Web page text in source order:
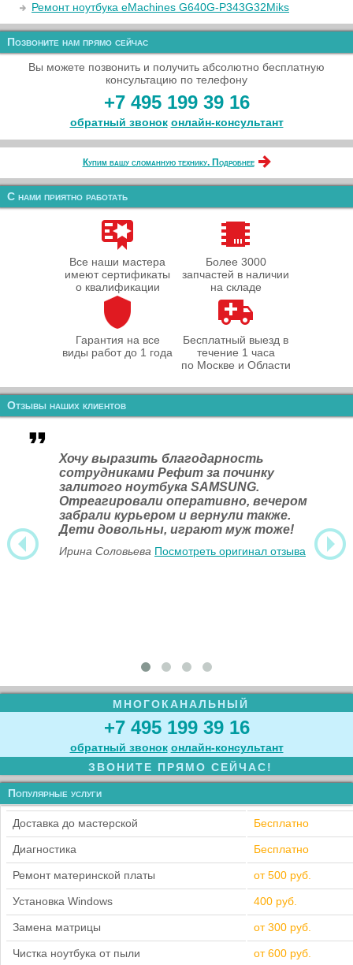
Ремонт ноутбука eMachines G640G-P343G32Miks
Позвоните нам прямо сейчас
Вы можете позвонить и получить абсолютно бесплатную
консультацию по телефону
+7 495 199 39 16
обратный звонок онлайн‑консультант
Купим вашу сломанную технику. Подробнее
С нами приятно работать
Все наши мастера
имеют сертификаты
о квалификации
Более 3000
запчастей в наличии
на складе
Гарантия на все
виды работ до 1 года
Бесплатный выезд в
течение 1 часа
по Москве и Области
Отзывы наших клиентов
Хочу выразить благодарность
сотрудниками Рефит за починку
залитого ноутбука SAMSUNG.
Отреагировали оперативно, вечером
забрали курьером и вернули также.
Дети довольны, играют муж тоже!
Ирина Соловьева Посмотреть оригинал отзыва
МНОГОКАНАЛЬНЫЙ
+7 495 199 39 16
обратный звонок онлайн‑консультант
ЗВОНИТЕ ПРЯМО СЕЙЧАС!
Популярные услуги
Доставка до мастерской Бесплатно
Диагностика Бесплатно
Ремонт материнской платы от 500 руб.
Установка Windows 400 руб.
Замена матрицы от 300 руб.
Чистка ноутбука от пыли от 600 руб.